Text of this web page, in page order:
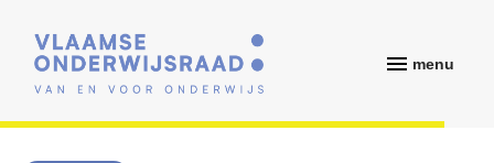
menu